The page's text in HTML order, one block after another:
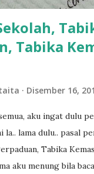
Tabika
Disember 16,
aku ingat dulu
la.. lama dulu.. pasal
Tabika
aku menung bila